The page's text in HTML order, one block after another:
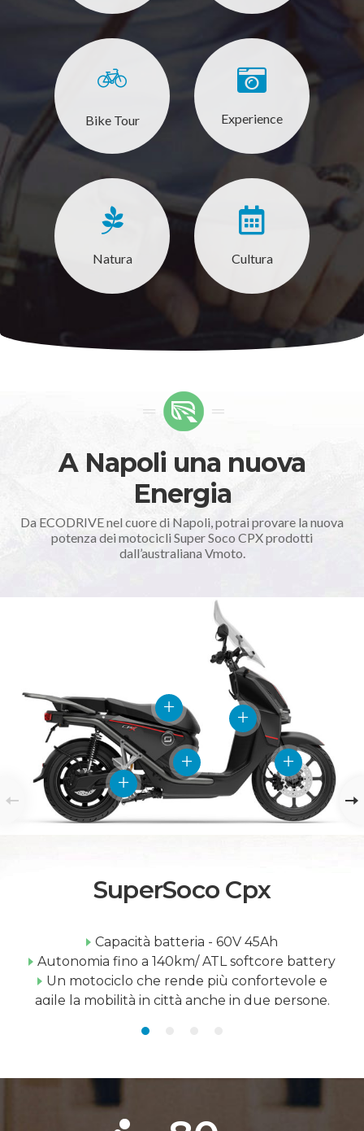
Bike Tour Experience
Natura Cultura
A Napoli una nuova
Energia
Da ECODRIVE nel cuore di Napoli, potrai provare la nuova
potenza dei motocicli Super Soco CPX prodotti
dall’australiana Vmoto.
SuperSoco Cpx
Capacità batteria - 60V 45Ah
Autonomia fino a 140km/ ATL softcore battery
Un motociclo che rende più confortevole e
agile la mobilità in città anche in due persone.